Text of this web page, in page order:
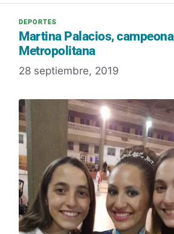
Martina Palacios, campeona
Metropolitana
28 septiembre, 2019